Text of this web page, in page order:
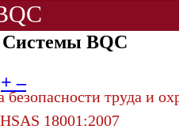
труда и
18001:2007
Системы BQC
+–